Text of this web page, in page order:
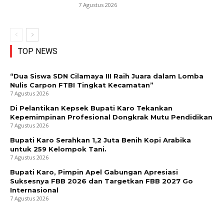
7 Agustus 2026
TOP NEWS
“Dua Siswa SDN Cilamaya III Raih Juara dalam Lomba
Nulis Carpon FTBI Tingkat Kecamatan”
7 Agustus 2026
Di Pelantikan Kepsek Bupati Karo Tekankan
Kepemimpinan Profesional Dongkrak Mutu Pendidikan
7 Agustus 2026
Bupati Karo Serahkan 1,2 Juta Benih Kopi Arabika
untuk 259 Kelompok Tani.
7 Agustus 2026
Bupati Karo, Pimpin Apel Gabungan Apresiasi
Suksesnya FBB 2026 dan Targetkan FBB 2027 Go
Internasional
7 Agustus 2026